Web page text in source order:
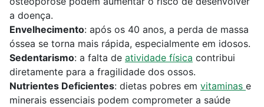
a doença.
Envelhecimento: após os 40 anos, a perda de massa
óssea se torna mais rápida, especialmente em idosos.
Sedentarismo: a falta de atividade física contribui
diretamente para a fragilidade dos ossos.
Nutrientes Deficientes: dietas pobres em vitaminas e
minerais essenciais podem comprometer a saúde